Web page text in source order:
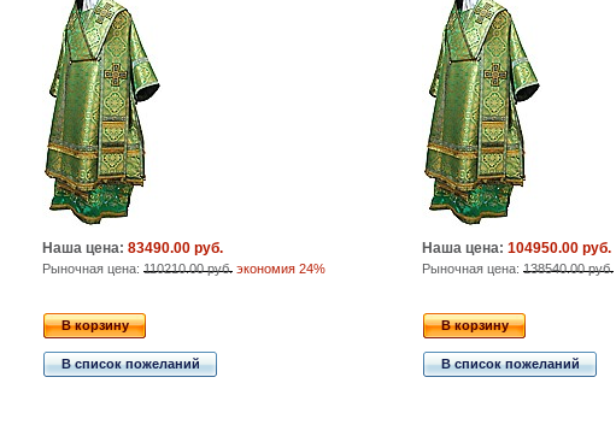
Наша цена: 83490.00 руб.
Рыночная цена: 110210.00 руб. экономия 24%
Наша цена: 104950.00 руб.
Рыночная цена: 138540.00 руб.
В корзину
В список пожеланий
В корзину
В список пожеланий